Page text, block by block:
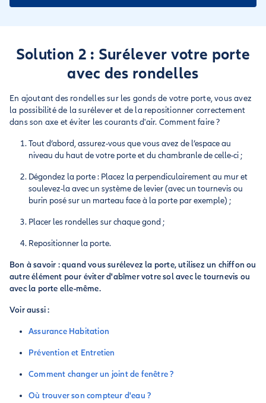
Solution 2 : Surélever votre porte
avec des rondelles
En ajoutant des rondelles sur les gonds de votre porte, vous avez
la possibilité de la surélever et de la repositionner correctement
dans son axe et éviter les courants d'air. Comment faire ?
Tout d’abord, assurez-vous que vous avez de l’espace au
niveau du haut de votre porte et du chambranle de celle-ci ;
Dégondez la porte : Placez la perpendiculairement au mur et
soulevez-la avec un système de levier (avec un tournevis ou
burin posé sur un marteau face à la porte par exemple) ;
Placer les rondelles sur chaque gond ;
Repositionner la porte.
Bon à savoir : quand vous surélevez la porte, utilisez un chiffon ou
autre élément pour éviter d'abîmer votre sol avec le tournevis ou
avec la porte elle-même.
Voir aussi :
Assurance Habitation
Prévention et Entretien
Comment changer un joint de fenêtre ?
Où trouver son compteur d'eau ?